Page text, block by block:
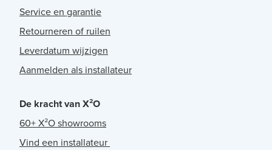
Service en garantie
Retourneren of ruilen
Leverdatum wijzigen
Aanmelden als installateur
De kracht van X²O
60+ X²O showrooms
Vind een installateur